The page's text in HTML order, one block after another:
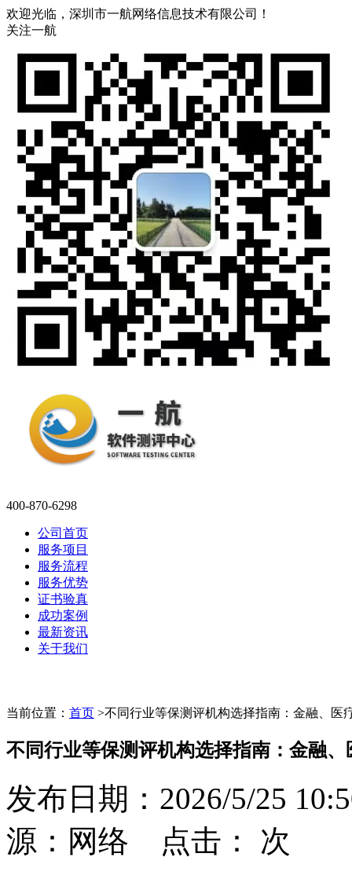
欢迎光临，深圳市一航网络信息技术有限公司！
关注一航
400-870-6298
公司首页
服务项目
服务流程
服务优势
证书验真
成功案例
最新资讯
关于我们
当前位置： 首页 >不同行业等保测评机构选择指南：金融、医
不同行业等保测评机构选择指南：金融
发布日期：2026/5/25
源：网络 点击： 次